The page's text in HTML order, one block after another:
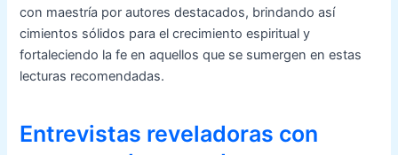
con maestría por autores destacados, brindando así
cimientos sólidos para el crecimiento espiritual y
fortaleciendo la fe en aquellos que se sumergen en estas
lecturas recomendadas.
Entrevistas reveladoras con